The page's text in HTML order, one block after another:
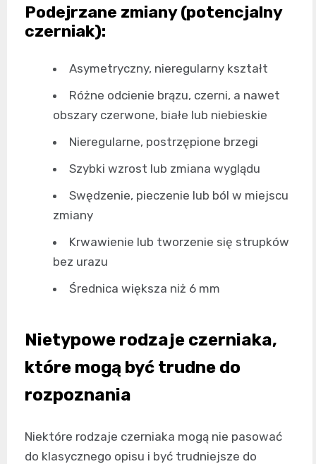
Podejrzane zmiany (potencjalny
czerniak):
Asymetryczny, nieregularny kształt
Różne odcienie brązu, czerni, a nawet
obszary czerwone, białe lub niebieskie
Nieregularne, postrzępione brzegi
Szybki wzrost lub zmiana wyglądu
Swędzenie, pieczenie lub ból w miejscu
zmiany
Krwawienie lub tworzenie się strupków
bez urazu
Średnica większa niż 6 mm
Nietypowe rodzaje czerniaka,
które mogą być trudne do
rozpoznania
Niektóre rodzaje czerniaka mogą nie pasować
do klasycznego opisu i być trudniejsze do